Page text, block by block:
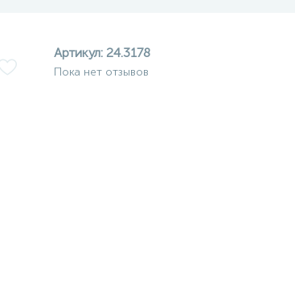
Артикул: 24.3178
Пока нет отзывов